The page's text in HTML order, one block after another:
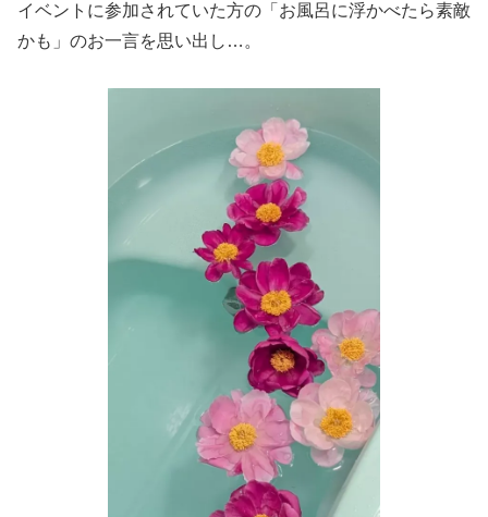
イベントに参加されていた方の「お風呂に浮かべたら素敵
かも」のお一言を思い出し…。